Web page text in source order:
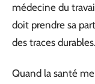
médecine du
doit prendre sa
des traces durables.
Quand la santé